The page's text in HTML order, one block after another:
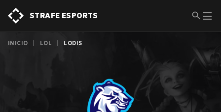
STRAFE ESPORTS
INICIO LOL LODIS